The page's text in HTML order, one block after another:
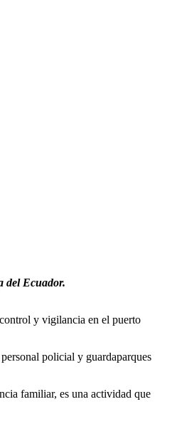
del Ecuador.
y vigilancia en el puerto
policial y guardaparques
familiar, es una actividad que